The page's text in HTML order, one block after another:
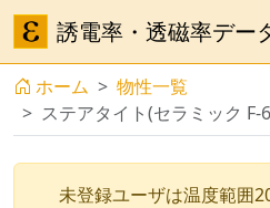
誘電率・透磁率デー
ホーム
物性一覧
ステアタイト(セラミック F-
未登録ユーザは温度範囲